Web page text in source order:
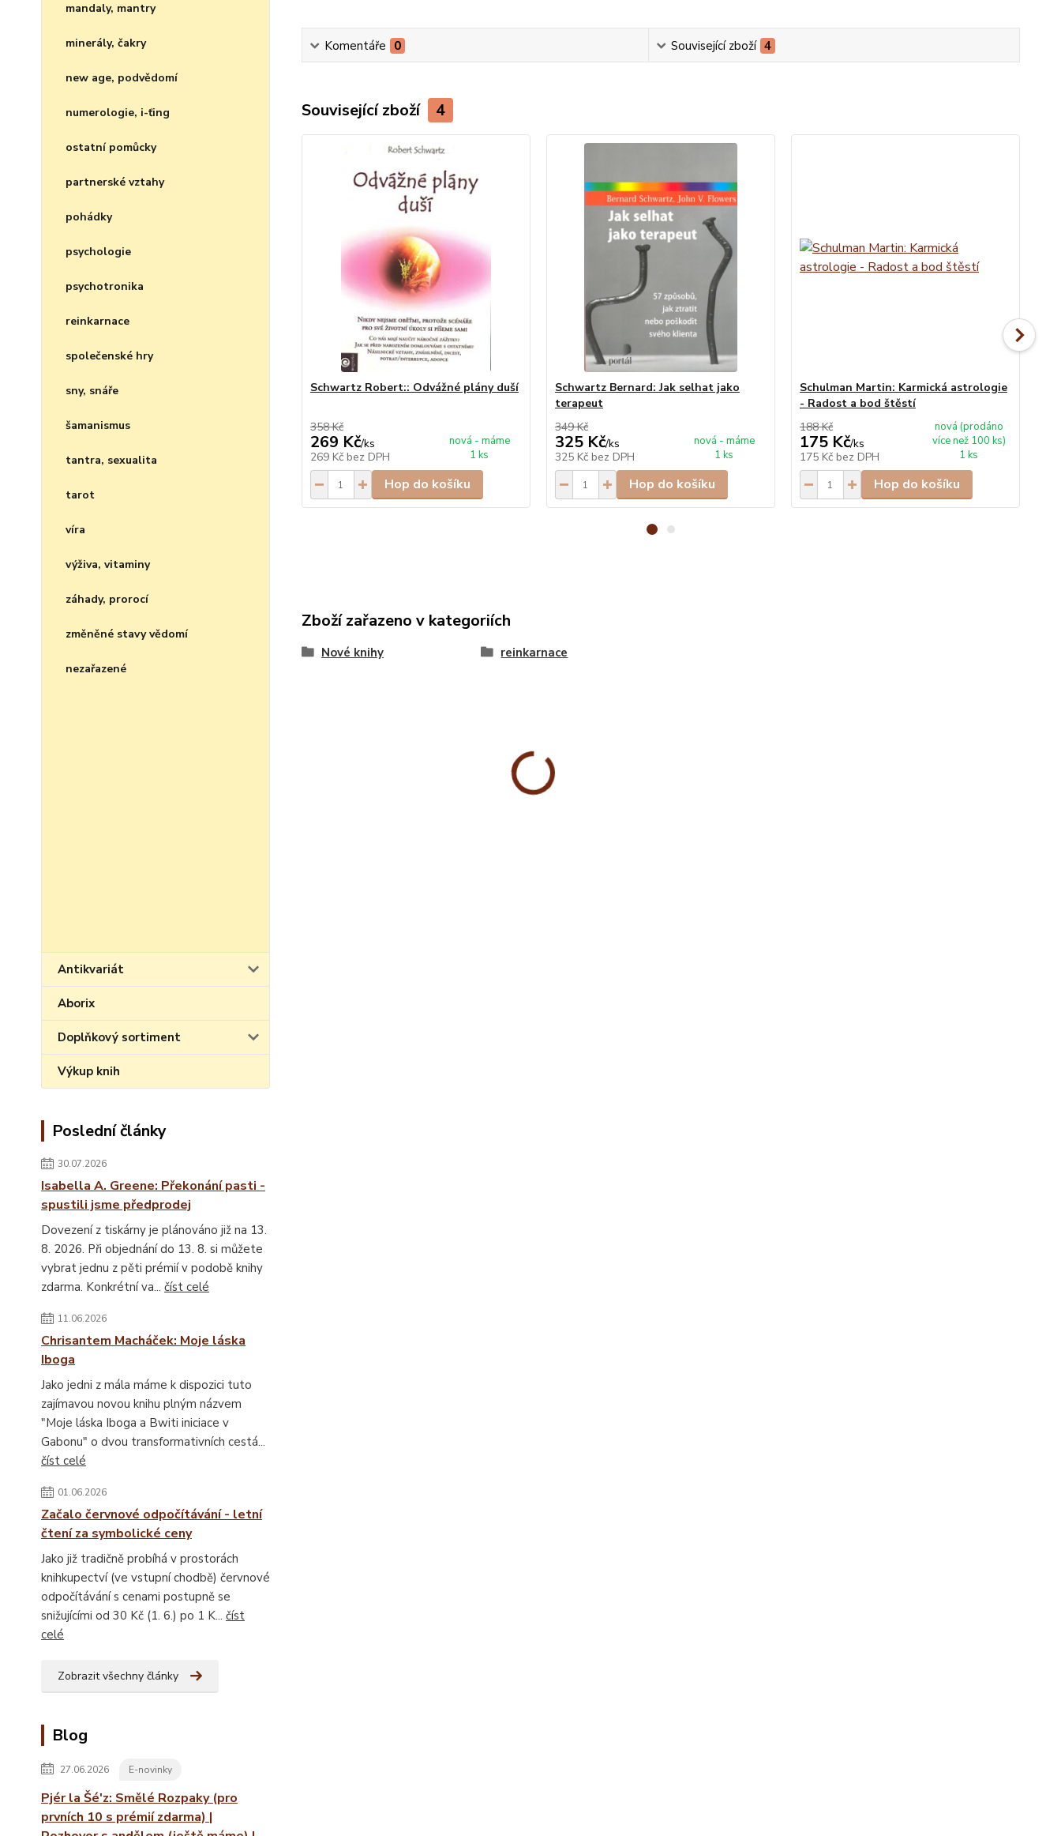
mandaly, mantry
minerály, čakry
new age, podvědomí
numerologie, i-ťing
ostatní pomůcky
partnerské vztahy
pohádky
psychologie
psychotronika
reinkarnace
společenské hry
sny, snáře
šamanismus
tantra, sexualita
tarot
víra
výživa, vitaminy
záhady, prorocí
změněné stavy vědomí
nezařazené
Antikvariát
Aborix
Doplňkový sortiment
Výkup knih
Poslední články
30.07.2026
Isabella A. Greene: Překonání pasti -
spustili jsme předprodej
Dovezení z tiskárny je plánováno již na 13.
8. 2026. Při objednání do 13. 8. si můžete
vybrat jednu z pěti prémií v podobě knihy
zdarma. Konkrétní va... číst celé
11.06.2026
Chrisantem Macháček: Moje láska
Iboga
Jako jedni z mála máme k dispozici tuto
zajímavou novou knihu plným názvem
"Moje láska Iboga a Bwiti iniciace v
Gabonu" o dvou transformativních cestá...
číst celé
01.06.2026
Začalo červnové odpočítávání - letní
čtení za symbolické ceny
Jako již tradičně probíhá v prostorách
knihkupectví (ve vstupní chodbě) červnové
odpočítávání s cenami postupně se
snižujícími od 30 Kč (1. 6.) po 1 K... číst
celé
Zobrazit všechny články
Blog
27.06.2026 E-novinky
Pjér la Šé'z: Smělé Rozpaky (pro
prvních 10 s prémií zdarma) |
Komentáře 0 Související zboží 4
Související zboží 4
Schwartz Robert:: Odvážné plány duší
358 Kč
269 Kč/ks
269 Kč bez DPH
nová - máme
1 ks
Hop do košíku
Schwartz Bernard: Jak selhat jako
terapeut
349 Kč
325 Kč/ks
325 Kč bez DPH
nová - máme
1 ks
Hop do košíku
Schulman Martin: Karmická astrologie
- Radost a bod štěstí
188 Kč
175 Kč/ks
175 Kč bez DPH
nová (prodáno
více než 100 ks)
1 ks
Hop do košíku
Zboží zařazeno v kategoriích
Nové knihy reinkarnace